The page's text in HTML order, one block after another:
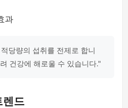
과
당량의 섭취를 전제로 합니
건강에 해로울 수 있습니다."
렌드